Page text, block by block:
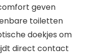
geven
toiletten
doekjes om
direct contact